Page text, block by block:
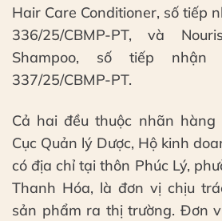
Hair Care Conditioner, số tiếp
336/25/CBMP-PT, và
Shampoo, số tiếp nhận
337/25/CBMP-PT.
Cả hai đều thuộc nhãn hàng
Cục Quản lý Dược, Hộ kinh
có địa chỉ tại thôn Phúc Lý,
Thanh Hóa, là đơn vị chịu
sản phẩm ra thị trường. Đơn